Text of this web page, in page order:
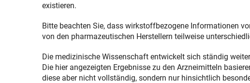
Kundenkarte
Das e-Rezept ist da: Wir lösen es ein!
Beipackzettelsuche
IGel-Check A-Z
Laborwerte A-Z
Reiseimpfungen A-Z
Augen
Zähne und Kiefer
HNO, Atemwege und Lunge
Magen und Darm
existieren.
Bitte beachten Sie, dass wirkstoffbezogene Informationen
von den pharmazeutischen Herstellern teilweise
Die medizinische Wissenschaft entwickelt sich ständig
Die hier angezeigten Ergebnisse zu den Arzneimitteln
diese aber nicht vollständig, sondern nur hinsichtlich